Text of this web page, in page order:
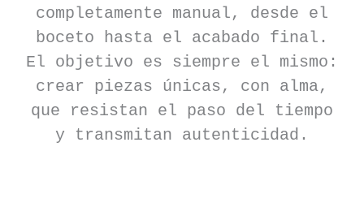
completamente manual, desde el
boceto hasta el acabado final.
El objetivo es siempre el mismo:
crear piezas únicas, con alma,
que resistan el paso del tiempo
y transmitan autenticidad.